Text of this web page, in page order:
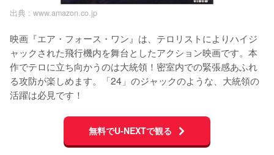
出典 : www.amazon.co.jp
映画『エア・フォース・ワン』は、テロリストによりハイジ
ャックされた飛行機内を舞台としたアクション映画です。本
作でテロに立ち向かうのは大統領！密室内での緊張感あふれ
る攻防が楽しめます。「24」のジャックのような、大統領の
活躍は必見です！
無料でU-NEXTで観る